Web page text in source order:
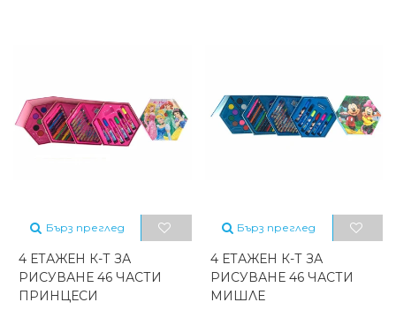
Бърз преглед
4 ЕТАЖЕН К-Т ЗА
РИСУВАНЕ 46 ЧАСТИ
ПРИНЦЕСИ
Бърз преглед
4 ЕТАЖЕН К-Т ЗА
РИСУВАНЕ 46 ЧАСТИ
МИШЛЕ